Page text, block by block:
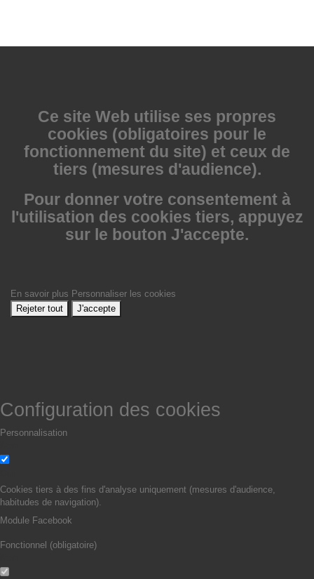
Ce site Web utilise ses propres
cookies (obligatoires pour le
fonctionnement du site) et ceux de
tiers (mesures d'audience).
Pour donner votre consentement à
l'utilisation des cookies tiers, appuyez
sur le bouton J'accepte.
En savoir plus Personnaliser les cookies
Rejeter tout
J'accepte
Configuration des cookies
Personnalisation
Cookies tiers à des fins d'analyse uniquement (mesures d'audience,
habitudes de navigation).
Module Facebook
Fonctionnel (obligatoire)